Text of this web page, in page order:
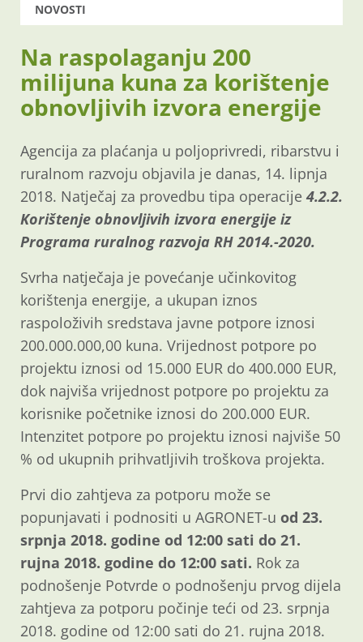
NOVOSTI
Na raspolaganju 200
milijuna kuna za korištenje
obnovljivih izvora energije
Agencija za plaćanja u poljoprivredi, ribarstvu i
ruralnom razvoju objavila je danas, 14. lipnja
2018. Natječaj za provedbu tipa operacije 4.2.2.
Korištenje obnovljivih izvora energije iz
Programa ruralnog razvoja RH 2014.-2020.
Svrha natječaja je povećanje učinkovitog
korištenja energije, a ukupan iznos
raspoloživih sredstava javne potpore iznosi
200.000.000,00 kuna. Vrijednost potpore po
projektu iznosi od 15.000 EUR do 400.000 EUR,
dok najviša vrijednost potpore po projektu za
korisnike početnike iznosi do 200.000 EUR.
Intenzitet potpore po projektu iznosi najviše 50
% od ukupnih prihvatljivih troškova projekta.
Prvi dio zahtjeva za potporu može se
popunjavati i podnositi u AGRONET-u od 23.
srpnja 2018. godine od 12:00 sati do 21.
rujna 2018. godine do 12:00 sati. Rok za
podnošenje Potvrde o podnošenju prvog dijela
zahtjeva za potporu počinje teći od 23. srpnja
2018. godine od 12:00 sati do 21. rujna 2018.